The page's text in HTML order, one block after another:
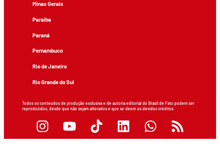
Minas Gerais
Paraíba
Paraná
Pernambuco
Rio de Janeiro
Rio Grande do Sul
Todos os conteúdos de produção exclusiva e de autoria editorial do Brasil de Fato podem ser
reproduzidos, desde que não sejam alterados e que se deem os devidos créditos.